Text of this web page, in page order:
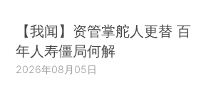
【我闻】资管掌舵人更替 百
年人寿僵局何解
2026年08月05日